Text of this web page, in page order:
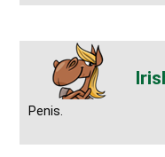
Penis.